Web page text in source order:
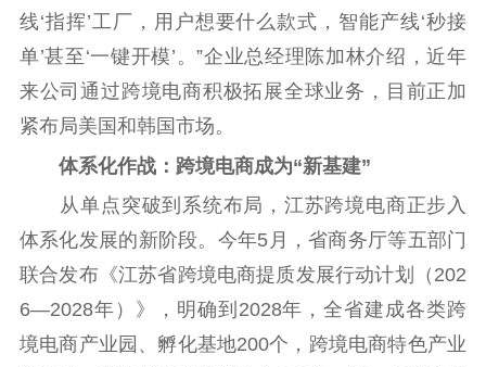
线‘指挥’工厂，用户想要什么款式，智能产线‘秒接
单’甚至‘一键开模’。”企业总经理陈加林介绍，近年
来公司通过跨境电商积极拓展全球业务，目前正加
紧布局美国和韩国市场。
体系化作战：跨境电商成为“新基建”
从单点突破到系统布局，江苏跨境电商正步入
体系化发展的新阶段。今年5月，省商务厅等五部门
联合发布《江苏省跨境电商提质发展行动计划（202
6—2028年）》，明确到2028年，全省建成各类跨
境电商产业园、孵化基地200个，跨境电商特色产业